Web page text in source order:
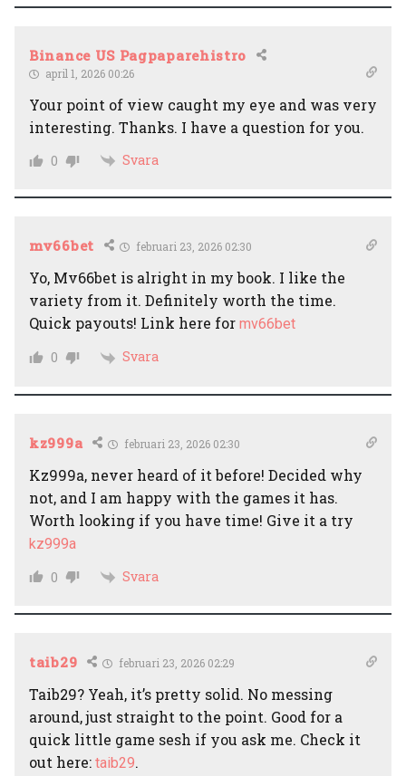
Binance US Pagpaparehistro
april 1, 2026 00:26
Your point of view caught my eye and was very
interesting. Thanks. I have a question for you.
0 Svara
mv66bet februari 23, 2026 02:30
Yo, Mv66bet is alright in my book. I like the
variety from it. Definitely worth the time.
Quick payouts! Link here for mv66bet
0
Svara
kz999a februari 23, 2026 02:30
Kz999a, never heard of it before! Decided why
not, and I am happy with the games it has.
Worth looking if you have time! Give it a try
kz999a
0
Svara
taib29 februari 23, 2026 02:29
Taib29? Yeah, it’s pretty solid. No messing
around, just straight to the point. Good for a
quick little game sesh if you ask me. Check it
out here: taib29.